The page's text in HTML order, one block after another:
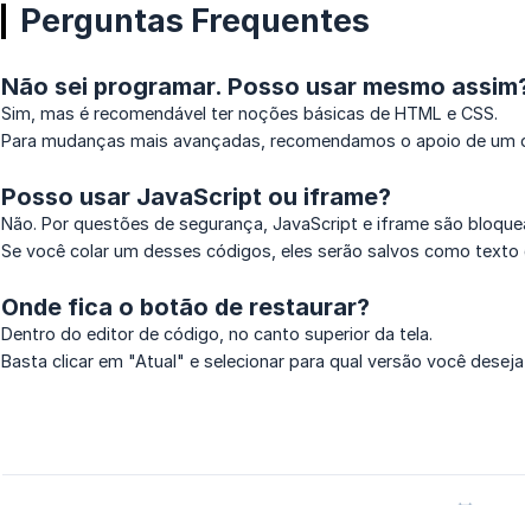
Perguntas Frequentes
Não sei programar. Posso usar mesmo
Sim, mas é recomendável ter noções básicas de HTML e CSS.
Para mudanças mais avançadas, recomendamos o apoio de um
Posso usar JavaScript ou iframe?
Não. Por questões de segurança, JavaScript e iframe são
Se você colar um desses códigos, eles serão salvos como texto
Onde fica o botão de restaurar?
Dentro do editor de código, no canto superior da tela.
Basta clicar em "Atual" e selecionar para qual versão você